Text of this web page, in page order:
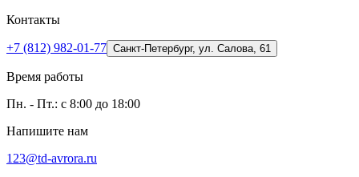
Контакты
+7 (812) 982-01-77 Санкт-Петербург, ул. Салова, 61
Время работы
Пн. - Пт.: с 8:00 до 18:00
Напишите нам
123@td-avrora.ru